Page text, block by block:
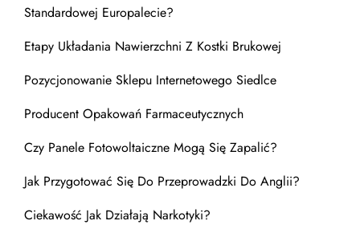
Standardowej Europalecie?
Etapy Układania Nawierzchni Z Kostki Brukowej
Pozycjonowanie Sklepu Internetowego Siedlce
Producent Opakowań Farmaceutycznych
Czy Panele Fotowoltaiczne Mogą Się Zapalić?
Jak Przygotować Się Do Przeprowadzki Do Anglii?
Ciekawość Jak Działają Narkotyki?